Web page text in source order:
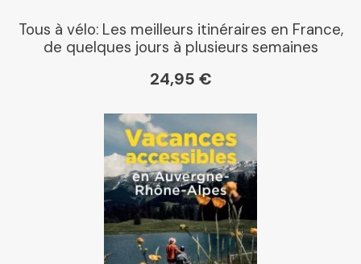
Tous à vélo: Les meilleurs itinéraires en France,
de quelques jours à plusieurs semaines
24,95 €